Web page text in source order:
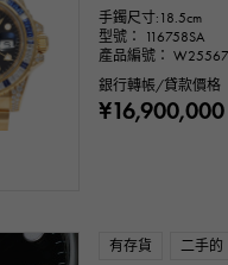
手鐲尺寸:18.5cm
型號： 116758SA
產品編號：
銀行轉帳/貸款價格
¥16,900,000
有存貨 二手的